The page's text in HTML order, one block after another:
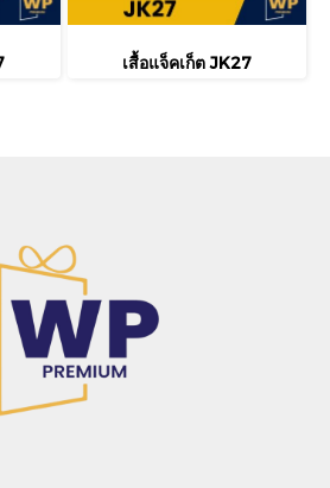
เสื้อแจ็คเก็ต JK27